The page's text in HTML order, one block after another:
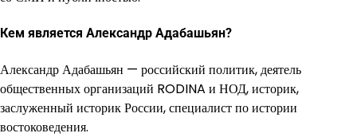
Кем является Александр Адабашьян?
Александр Адабашьян — российский политик, деятель
общественных организаций RODINA и НОД, историк,
заслуженный историк России, специалист по истории
востоковедения.